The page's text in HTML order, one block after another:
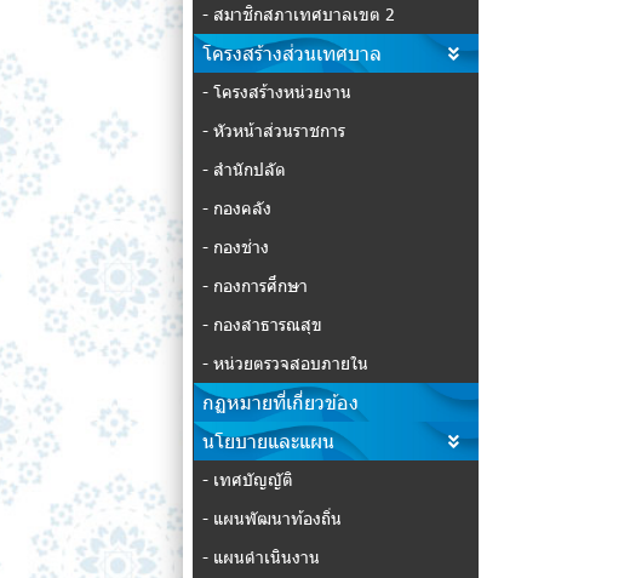
- สมาชิกสภาเทศบาลเขต 2
โครงสร้างส่วนเทศบาล
- โครงสร้างหน่วยงาน
- หัวหน้าส่วนราชการ
- สำนักปลัด
- กองคลัง
- กองช่าง
- กองการศึกษา
- กองสาธารณสุข
- หน่วยตรวจสอบภายใน
กฏหมายที่เกี่ยวข้อง
นโยบายและแผน
- เทศบัญญัติ
- แผนพัฒนาท้องถิ่น
- แผนดำเนินงาน